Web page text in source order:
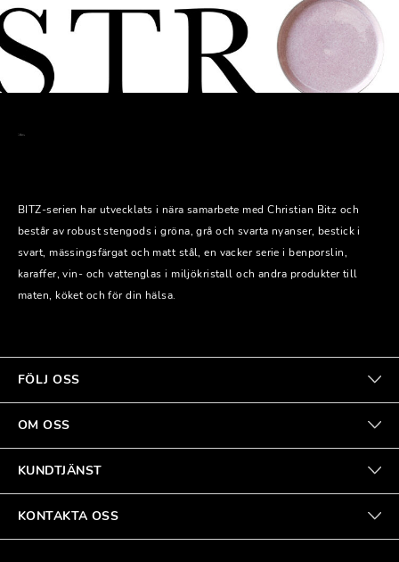
BITZ-serien har utvecklats i nära samarbete med Christian Bitz och
består av robust stengods i gröna, grå och svarta nyanser, bestick i
svart, mässingsfärgat och matt stål, en vacker serie i benporslin,
karaffer, vin- och vattenglas i miljökristall och andra produkter till
maten, köket och för din hälsa.
FÖLJ OSS
OM OSS
KUNDTJÄNST
KONTAKTA OSS